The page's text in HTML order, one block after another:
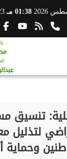
01:38 مـ 23
تنسيق
لتذليل
وحماية